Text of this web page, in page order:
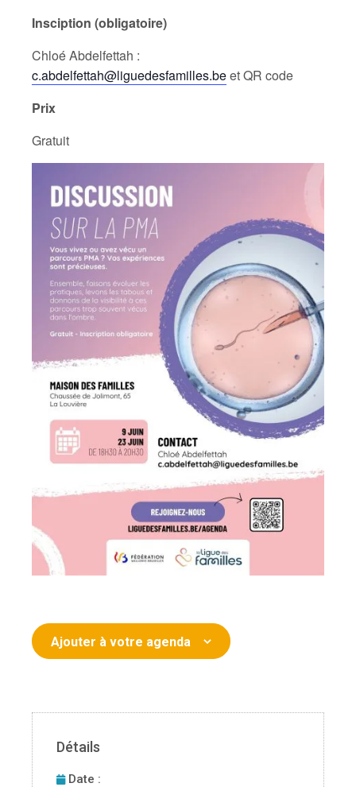
Insciption (obligatoire)
Chloé Abdelfettah :
c.abdelfettah@liguedesfamilles.beet QR code
Prix
Gratuit
Ajouter à votre agenda
Détails
Date :